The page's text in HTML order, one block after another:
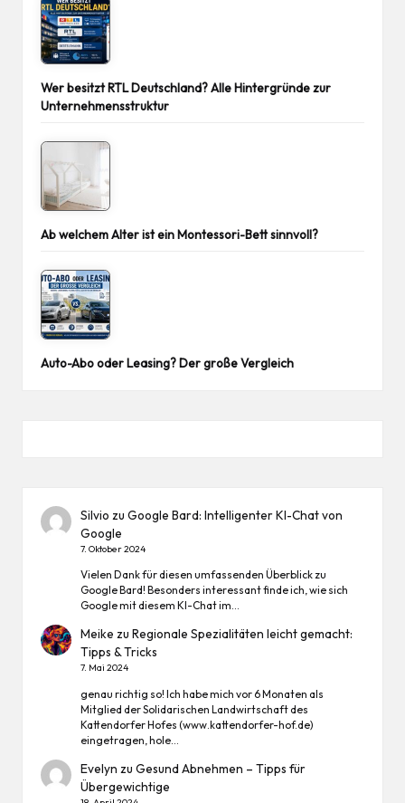
Wer besitzt RTL Deutschland? Alle Hintergründe zur
Unternehmensstruktur
Ab welchem Alter ist ein Montessori-Bett sinnvoll?
Auto-Abo oder Leasing? Der große Vergleich
Silvio zuGoogle Bard: Intelligenter KI-Chat von
Google
7. Oktober 2024
Vielen Dank für diesen umfassenden Überblick zu
Google Bard! Besonders interessant finde ich, wie sich
Google mit diesem KI-Chat im…
Meike zuRegionale Spezialitäten leicht gemacht:
Tipps & Tricks
7. Mai 2024
genau richtig so! Ich habe mich vor 6 Monaten als
Mitglied der Solidarischen Landwirtschaft des
Kattendorfer Hofes (www.kattendorfer-hof.de)
eingetragen, hole…
Evelyn zuGesund Abnehmen – Tipps für
Übergewichtige